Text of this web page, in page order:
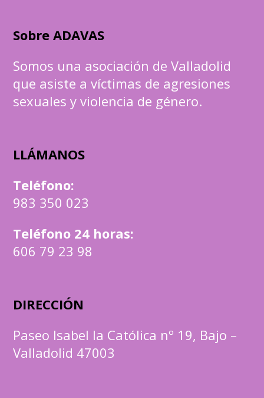
Sobre ADAVAS
Somos una asociación de Valladolid
que asiste a víctimas de agresiones
sexuales y violencia de género.
LLÁMANOS
Teléfono:
983 350 023
Teléfono 24 horas:
606 79 23 98
DIRECCIÓN
Paseo Isabel la Católica nº 19, Bajo –
Valladolid 47003